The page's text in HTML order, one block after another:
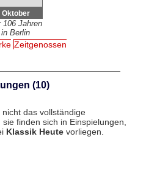
Oktober
106 Jahren
in Berlin
Zeitgenossen
(10)
das vollständige
finden sich in Einspielungen,
Klassik Heutevorliegen.